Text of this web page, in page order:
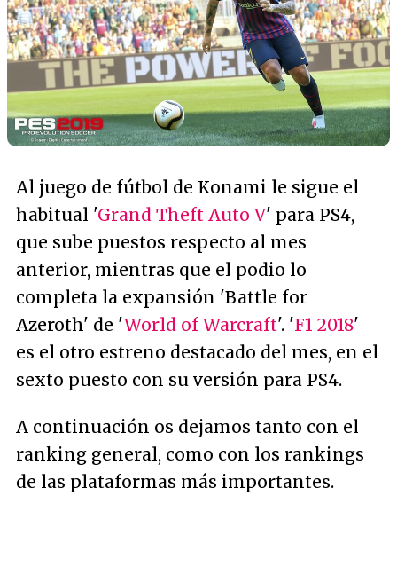
Al juego de fútbol de Konami le sigue el
habitual 'Grand Theft Auto V' para PS4,
que sube puestos respecto al mes
anterior, mientras que el podio lo
completa la expansión 'Battle for
Azeroth' de 'World of Warcraft'. 'F1 2018'
es el otro estreno destacado del mes, en el
sexto puesto con su versión para PS4.
A continuación os dejamos tanto con el
ranking general, como con los rankings
de las plataformas más importantes.